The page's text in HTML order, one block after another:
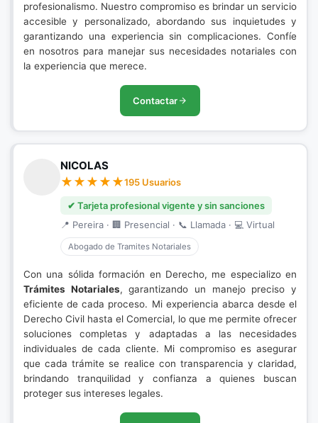
profesionalismo. Nuestro compromiso es brindar un servicio
accesible y personalizado, abordando sus inquietudes y
garantizando una experiencia sin complicaciones. Confíe
en nosotros para manejar sus necesidades notariales con
la experiencia que merece.
Contactar
NICOLAS
195 Usuarios
✔ Tarjeta profesional vigente y sin sanciones
📍 Pereira · 🏢 Presencial · 📞 Llamada · 💻 Virtual
Abogado de Tramites Notariales
Con una sólida formación en Derecho, me especializo en
Trámites Notariales, garantizando un manejo preciso y
eficiente de cada proceso. Mi experiencia abarca desde el
Derecho Civil hasta el Comercial, lo que me permite ofrecer
soluciones completas y adaptadas a las necesidades
individuales de cada cliente. Mi compromiso es asegurar
que cada trámite se realice con transparencia y claridad,
brindando tranquilidad y confianza a quienes buscan
proteger sus intereses legales.